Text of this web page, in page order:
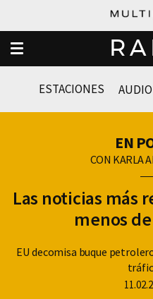
ESTACIONES
EN
CON KARLA
Las noticias más
menos
EU decomisa buque